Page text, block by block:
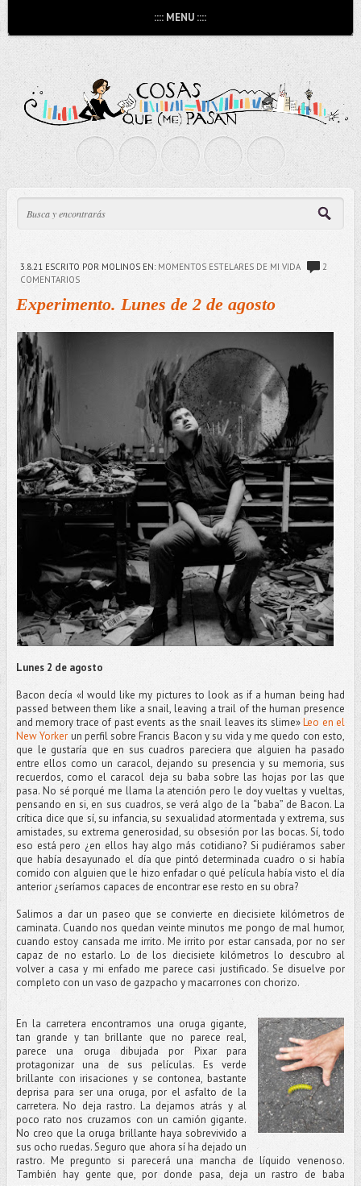
:::: MENU ::::
3.8.21 ESCRITO POR MOLINOS EN: MOMENTOS ESTELARES DE MI VIDA
2
COMENTARIOS
Experimento. Lunes de 2 de agosto
Lunes 2 de agosto
Bacon decía «I would like my pictures to look as if a human being had
passed between them like a snail, leaving a trail of the human presence
and memory trace of past events as the snail leaves its slime»Leo en el
New Yorkerun perfil sobre Francis Bacon y su vida y me quedo con esto,
que le gustaría que en sus cuadros pareciera que alguien ha pasado
entre ellos como un caracol, dejando su presencia y su memoria, sus
recuerdos, como el caracol deja su baba sobre las hojas por las que
pasa. No sé porqué me llama la atención pero le doy vueltas y vueltas,
pensando en si, en sus cuadros, se verá algo de la “baba” de Bacon. La
crítica dice que sí, su infancia, su sexualidad atormentada y extrema, sus
amistades, su extrema generosidad, su obsesión por las bocas. Sí, todo
eso está pero ¿en ellos hay algo más cotidiano? Si pudiéramos saber
que había desayunado el día que pintó determinada cuadro o si había
comido con alguien que le hizo enfadar o qué película había visto el día
anterior ¿seríamos capaces de encontrar ese resto en su obra?
Salimos a dar un paseo que se convierte en diecisiete kilómetros de
caminata. Cuando nos quedan veinte minutos me pongo de mal humor,
cuando estoy cansada me irrito. Me irrito por estar cansada, por no ser
capaz de no estarlo. Lo de los diecisiete kilómetros lo descubro al
volver a casa y mi enfado me parece casi justificado. Se disuelve por
completo con un vaso de gazpacho y macarrones con chorizo.
En la carretera encontramos una oruga gigante,
tan grande y tan brillante que no parece real,
parece una oruga dibujada por Pixar para
protagonizar una de sus películas. Es verde
brillante con irisaciones y se contonea, bastante
deprisa para ser una oruga, por el asfalto de la
carretera. No deja rastro. La dejamos atrás y al
poco rato nos cruzamos con un camión gigante.
No creo que la oruga brillante haya sobrevivido a
sus ocho ruedas. Seguro que ahora sí ha dejado un
rastro. Me pregunto si parecerá una mancha de líquido venenoso.
También hay gente que, por donde pasa, deja un rastro de baba